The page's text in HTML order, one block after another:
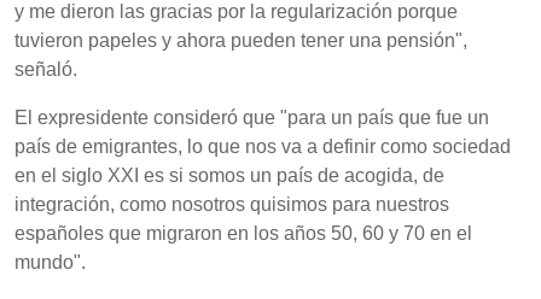
y me dieron las gracias por la regularización porque
tuvieron papeles y ahora pueden tener una pensión",
señaló.
El expresidente consideró que "para un país que fue un
país de emigrantes, lo que nos va a definir como sociedad
en el siglo XXI es si somos un país de acogida, de
integración, como nosotros quisimos para nuestros
españoles que migraron en los años 50, 60 y 70 en el
mundo".